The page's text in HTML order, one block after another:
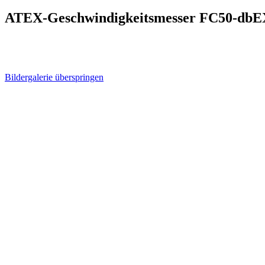
ATEX-Geschwindigkeitsmesser FC50-
Bildergalerie überspringen